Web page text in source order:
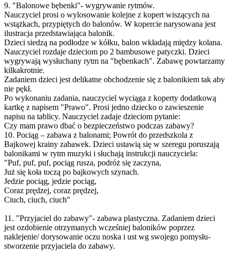
9. "Balonowe bębenki"- wygrywanie rytmów.
Nauczyciel prosi o wylosowanie kolejne z kopert wiszących na
wstążkach, przypiętych do balonów. W kopercie narysowana jest
ilustracja przedstawiająca balonik.
Dzieci siedzą na podłodze w kółku, balon wkładają między kolana.
Nauczyciel rozdaje dzieciom po 2 bambusowe patyczki. Dzieci
wygrywają wysłuchany rytm na "bębenkach". Zabawę powtarzamy
kilkakrotnie.
Zadaniem dzieci jest delikatne obchodzenie się z balonikiem tak aby
nie pękł.
Po wykonaniu zadania, nauczyciel wyciąga z koperty dodatkową
kartkę z napisem "Prawo". Prosi jedno dziecko o zawieszenie
napisu na tablicy. Nauczyciel zadaje dzieciom pytanie:
Czy mam prawo dbać o bezpieczeństwo podczas zabawy?
10. Pociąg – zabawa z balonami; Powrót do przedszkola z
Bajkowej krainy zabawek. Dzieci ustawią się w szeregu poruszają
balonikami w rytm muzyki i słuchają instrukcji nauczyciela:
"Puf, puf, puf, pociąg rusza, podróż się zaczyna,
Już się koła toczą po bajkowych szynach.
Jedzie pociąg, jedzie pociąg,
Coraz prędzej, coraz prędzej,
Ciuch, ciuch, ciuch"
11. "Przyjaciel do zabawy"- zabawa plastyczna. Zadaniem dzieci
jest ozdobienie otrzymanych wcześniej baloników poprzez
naklejenie/ dorysowanie oczu noska i ust wg swojego pomysłu-
stworzenie przyjaciela do zabawy.